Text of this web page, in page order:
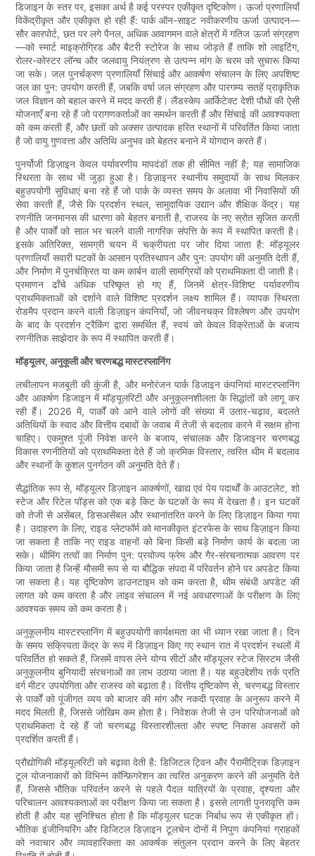
डिजाइन के स्तर पर, इसका अर्थ है कई परस्पर एकीकृत दृष्टिकोण। ऊर्जा प्रणालियाँ
विकेंद्रीकृत और एकीकृत हो रही हैं: पार्क ऑन-साइट नवीकरणीय ऊर्जा उत्पादन—
सौर कारपोर्ट, छत पर लगे पैनल, अधिक आवागमन वाले क्षेत्रों में गतिज ऊर्जा संग्रहण
—को स्मार्ट माइक्रोग्रिड और बैटरी स्टोरेज के साथ जोड़ते हैं ताकि शो लाइटिंग,
रोलर-कोस्टर लॉन्च और जलवायु नियंत्रण से उत्पन्न मांग के चरम को सुचारू किया
जा सके। जल पुनर्चक्रण प्रणालियाँ सिंचाई और आकर्षण संचालन के लिए अपशिष्ट
जल का पुन: उपयोग करती हैं, जबकि वर्षा जल संग्रहण और पारगम्य सतहें प्राकृतिक
जल विज्ञान को बहाल करने में मदद करती हैं। लैंडस्केप आर्किटेक्ट देशी पौधों की ऐसी
योजनाएँ बना रहे हैं जो परागणकर्ताओं का समर्थन करती हैं और सिंचाई की आवश्यकता
को कम करती हैं, और छतों को अक्सर उत्पादक हरित स्थानों में परिवर्तित किया जाता
है जो वायु गुणवत्ता और अतिथि अनुभव को बेहतर बनाने में योगदान करते हैं।
पुनर्योजी डिज़ाइन केवल पर्यावरणीय मापदंडों तक ही सीमित नहीं है; यह सामाजिक
स्थिरता के साथ भी जुड़ा हुआ है। डिज़ाइनर स्थानीय समुदायों के साथ मिलकर
बहुउपयोगी सुविधाएं बना रहे हैं जो पार्क के व्यस्त समय के अलावा भी निवासियों की
सेवा करती हैं, जैसे कि प्रदर्शन स्थल, सामुदायिक उद्यान और शैक्षिक केंद्र। यह
रणनीति जनमानस की धारणा को बेहतर बनाती है, राजस्व के नए स्रोत सृजित करती
है और पार्कों को साल भर चलने वाली नागरिक संपत्ति के रूप में स्थापित करती है।
इसके अतिरिक्त, सामग्री चयन में चक्रीयता पर जोर दिया जाता है: मॉड्यूलर
प्रणालियाँ सवारी घटकों के आसान प्रतिस्थापन और पुन: उपयोग की अनुमति देती हैं,
और निर्माण में पुनर्चक्रित या कम कार्बन वाली सामग्रियों को प्राथमिकता दी जाती है।
प्रमाणन ढाँचे अधिक परिष्कृत हो गए हैं, जिनमें क्षेत्र-विशिष्ट पर्यावरणीय
प्राथमिकताओं को दर्शाने वाले विशिष्ट प्रदर्शन लक्ष्य शामिल हैं। व्यापक स्थिरता
रोडमैप प्रदान करने वाली डिज़ाइन कंपनियाँ, जो जीवनचक्र विश्लेषण और उपयोग
के बाद के प्रदर्शन ट्रैकिंग द्वारा समर्थित हैं, स्वयं को केवल विक्रेताओं के बजाय
रणनीतिक साझेदार के रूप में स्थापित करती हैं।
मॉड्यूलर, अनुकूली और चरणबद्ध मास्टरप्लानिंग
लचीलापन मजबूती की कुंजी है, और मनोरंजन पार्क डिजाइन कंपनियां मास्टरप्लानिंग
और आकर्षण डिजाइन में मॉड्यूलरिटी और अनुकूलनशीलता के सिद्धांतों को लागू कर
रही हैं। 2026 में, पार्कों को आने वाले लोगों की संख्या में उतार-चढ़ाव, बदलते
अतिथियों के स्वाद और वित्तीय दबावों के जवाब में तेजी से बदलाव करने में सक्षम होना
चाहिए। एकमुश्त पूंजी निवेश करने के बजाय, संचालक और डिजाइनर चरणबद्ध
विकास रणनीतियों को प्राथमिकता देते हैं जो क्रमिक विस्तार, त्वरित थीम में बदलाव
और स्थानों के कुशल पुनर्गठन की अनुमति देते हैं।
सैद्धांतिक रूप से, मॉड्यूलर डिज़ाइन आकर्षणों, खाद्य एवं पेय पदार्थों के आउटलेट, शो
स्टेज और रिटेल पॉड्स को एक बड़े किट के घटकों के रूप में देखता है। इन घटकों
को तेजी से असेंबल, डिसअसेंबल और स्थानांतरित करने के लिए डिज़ाइन किया गया
है। उदाहरण के लिए, राइड प्लेटफॉर्म को मानकीकृत इंटरफेस के साथ डिज़ाइन किया
जा सकता है ताकि नए राइड वाहनों को बिना किसी बड़े निर्माण कार्य के बदला जा
सके। थीमिंग तत्वों का निर्माण पुन: प्रयोज्य फ्रेम और गैर-संरचनात्मक आवरण पर
किया जाता है जिन्हें मौसमी रूप से या बौद्धिक संपदा में परिवर्तन होने पर अपडेट किया
जा सकता है। यह दृष्टिकोण डाउनटाइम को कम करता है, थीम संबंधी अपडेट की
लागत को कम करता है और लाइव संचालन में नई अवधारणाओं के परीक्षण के लिए
आवश्यक समय को कम करता है।
अनुकूलनीय मास्टरप्लानिंग में बहुउपयोगी कार्यक्षमता का भी ध्यान रखा जाता है। दिन
के समय सक्रियता केंद्र के रूप में डिज़ाइन किए गए स्थान रात में प्रदर्शन स्थलों में
परिवर्तित हो सकते हैं, जिसमें वापस लेने योग्य सीटों और मॉड्यूलर स्टेज सिस्टम जैसी
अनुकूलनीय बुनियादी संरचनाओं का लाभ उठाया जाता है। यह बहुउद्देशीय तर्क प्रति
वर्ग मीटर उपयोगिता और राजस्व को बढ़ाता है। वित्तीय दृष्टिकोण से, चरणबद्ध विस्तार
से पार्कों को पूंजीगत व्यय को बाजार की मांग और नकदी प्रवाह के अनुरूप करने में
मदद मिलती है, जिससे जोखिम कम होता है। निवेशक तेजी से उन परियोजनाओं को
प्राथमिकता दे रहे हैं जो चरणबद्ध विस्तारशीलता और स्पष्ट निकास अवसरों को
प्रदर्शित करती हैं।
प्रौद्योगिकी मॉड्यूलरिटी को बढ़ावा देती है: डिजिटल ट्विन और पैरामीट्रिक डिज़ाइन
टूल योजनाकारों को विभिन्न कॉन्फ़िगरेशन का त्वरित अनुकरण करने की अनुमति देते
हैं, जिससे भौतिक परिवर्तन करने से पहले पैदल यात्रियों के प्रवाह, दृश्यता और
परिचालन आवश्यकताओं का परीक्षण किया जा सकता है। इससे लागती पुनरावृत्ति कम
होती है और यह सुनिश्चित होता है कि मॉड्यूलर घटक निर्बाध रूप से एकीकृत हों।
भौतिक इंजीनियरिंग और डिजिटल डिज़ाइन टूलचेन दोनों में निपुण कंपनियां ग्राहकों
को नवाचार और व्यावहारिकता का आकर्षक संतुलन प्रदान करने के लिए बेहतर